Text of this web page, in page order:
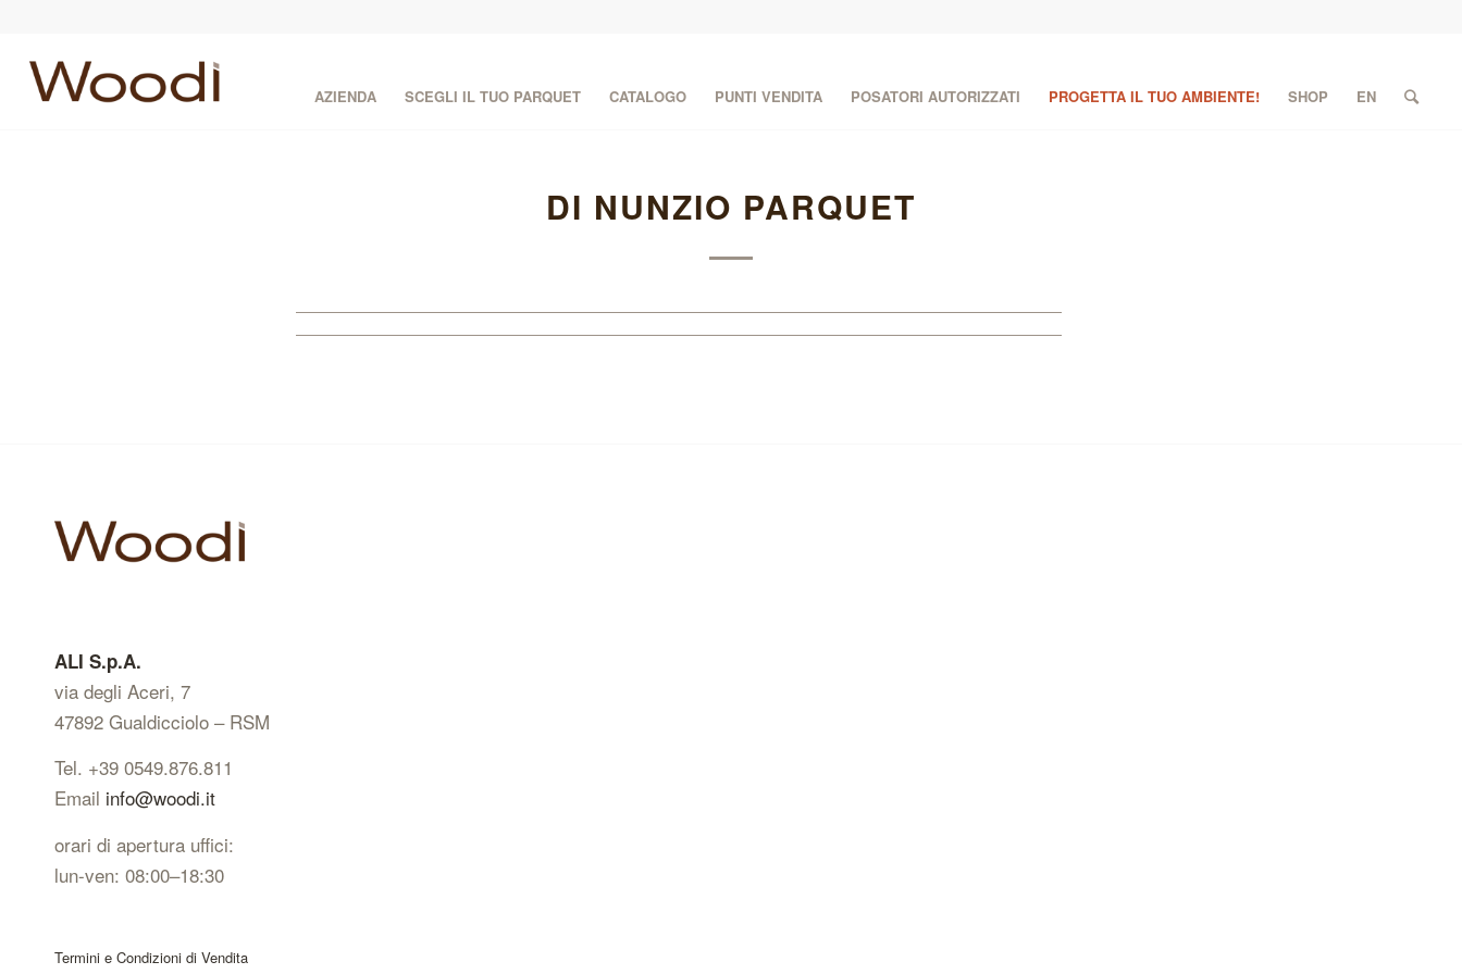
AZIENDA SCEGLI IL TUO PARQUET CATALOGO PUNTI VENDITA POSATORI AUTORIZZATI PROGETTA IL TUO AMBIENTE! SHOP EN
DI NUNZIO PARQUET
ALI S.p.A.
via degli Aceri, 7
47892 Gualdicciolo – RSM
Tel. +39 0549.876.811
Email info@woodi.it
orari di apertura uffici:
lun-ven: 08:00–18:30
Termini e Condizioni di Vendita